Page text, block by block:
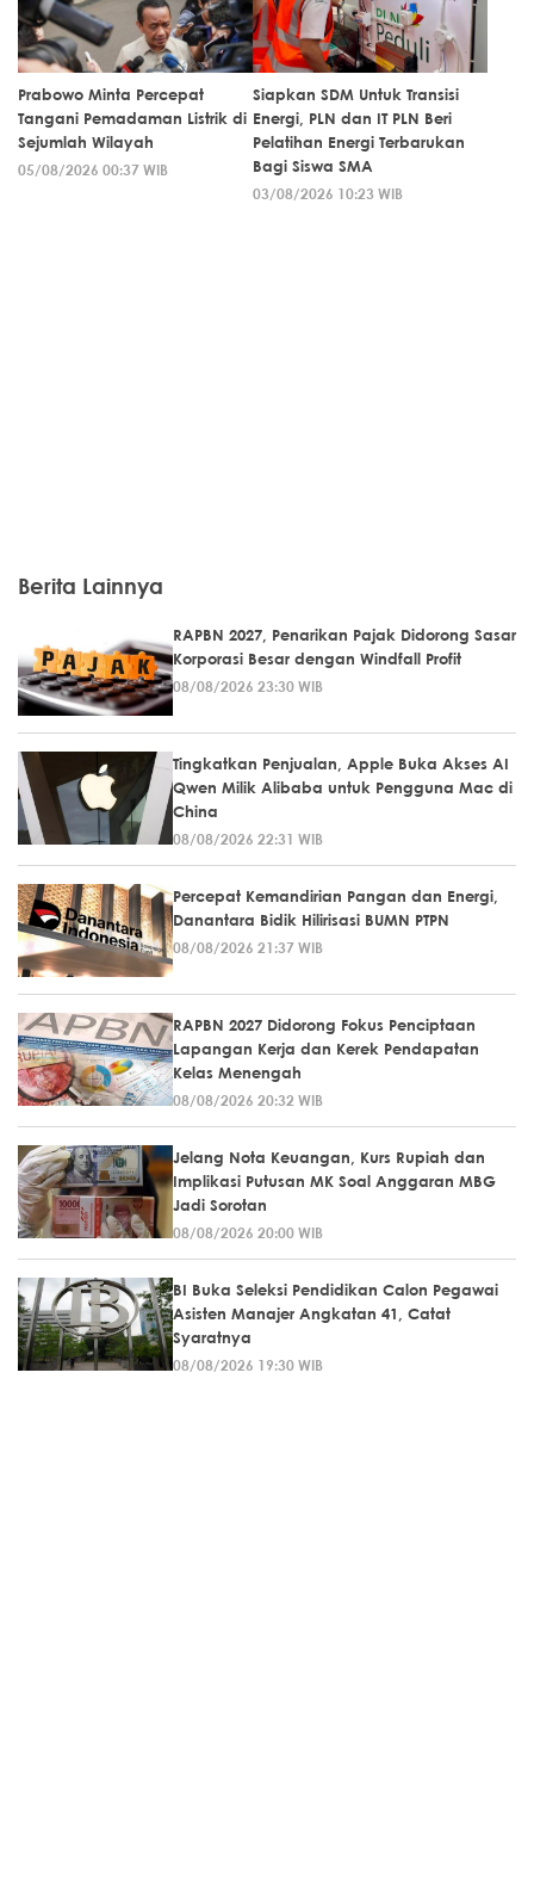
Prabowo Minta Percepat
Tangani Pemadaman Listrik di
Sejumlah Wilayah
05/08/2026 00:37 WIB
Siapkan SDM Untuk Transisi
Energi, PLN dan IT PLN Beri
Pelatihan Energi Terbarukan
Bagi Siswa SMA
03/08/2026 10:23 WIB
Berita Lainnya
RAPBN 2027, Penarikan Pajak Didorong Sasar
Korporasi Besar dengan Windfall Profit
08/08/2026 23:30 WIB
Tingkatkan Penjualan, Apple Buka Akses AI
Qwen Milik Alibaba untuk Pengguna Mac di
China
08/08/2026 22:31 WIB
Percepat Kemandirian Pangan dan Energi,
Danantara Bidik Hilirisasi BUMN PTPN
08/08/2026 21:37 WIB
RAPBN 2027 Didorong Fokus Penciptaan
Lapangan Kerja dan Kerek Pendapatan
Kelas Menengah
08/08/2026 20:32 WIB
Jelang Nota Keuangan, Kurs Rupiah dan
Implikasi Putusan MK Soal Anggaran MBG
Jadi Sorotan
08/08/2026 20:00 WIB
BI Buka Seleksi Pendidikan Calon Pegawai
Asisten Manajer Angkatan 41, Catat
Syaratnya
08/08/2026 19:30 WIB